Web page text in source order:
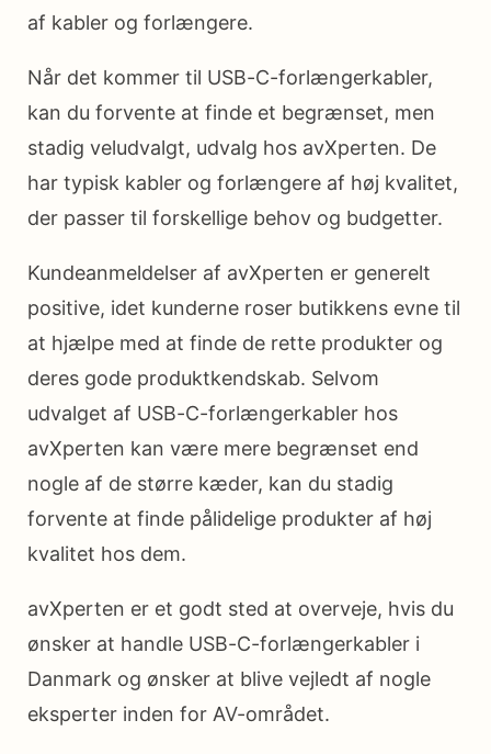
af kabler og forlængere.
Når det kommer til USB-C-forlængerkabler,
kan du forvente at finde et begrænset, men
stadig veludvalgt, udvalg hos avXperten. De
har typisk kabler og forlængere af høj kvalitet,
der passer til forskellige behov og budgetter.
Kundeanmeldelser af avXperten er generelt
positive, idet kunderne roser butikkens evne til
at hjælpe med at finde de rette produkter og
deres gode produktkendskab. Selvom
udvalget af USB-C-forlængerkabler hos
avXperten kan være mere begrænset end
nogle af de større kæder, kan du stadig
forvente at finde pålidelige produkter af høj
kvalitet hos dem.
avXperten er et godt sted at overveje, hvis du
ønsker at handle USB-C-forlængerkabler i
Danmark og ønsker at blive vejledt af nogle
eksperter inden for AV-området.